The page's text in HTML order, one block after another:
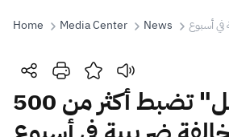
Search
Search Search AI
Home Media Center News
الزكاة والدخل" تضبط أكثر من 500